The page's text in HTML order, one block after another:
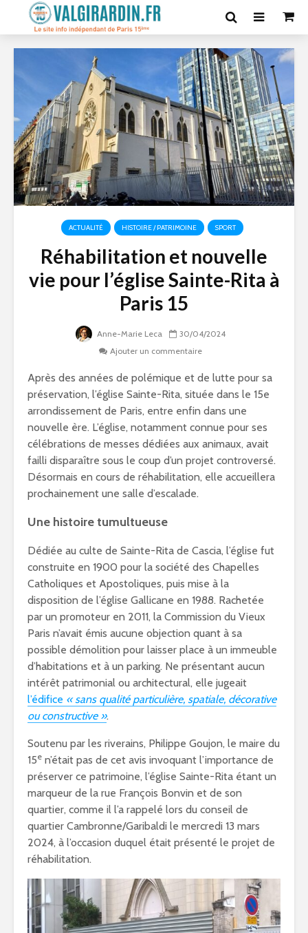
ACTUALITÉ HISTOIRE / PATRIMOINE SPORT
Réhabilitation et nouvelle
vie pour l’église Sainte-Rita à
Paris 15
Anne-Marie Leca
30/04/2024
Ajouter un commentaire
Après des années de polémique et de lutte pour sa
préservation, l’église Sainte-Rita, située dans le 15e
arrondissement de Paris, entre enfin dans une
nouvelle ère. L’église, notamment connue pour ses
célébrations de messes dédiées aux animaux, avait
failli disparaître sous le coup d’un projet controversé.
Désormais en cours de réhabilitation, elle accueillera
prochainement une salle d’escalade.
Une histoire tumultueuse
Dédiée au culte de Sainte-Rita de Cascia, l’église fut
construite en 1900 pour la société des Chapelles
Catholiques et Apostoliques, puis mise à la
disposition de l’église Gallicane en 1988. Rachetée
par un promoteur en 2011, la Commission du Vieux
Paris n’avait émis aucune objection quant à sa
possible démolition pour laisser place à un immeuble
d’habitations et à un parking. Ne présentant aucun
intérêt patrimonial ou architectural, elle jugeait
l’édifice « sans qualité particulière, spatiale, décorative
ou constructive ».
Soutenu par les riverains, Philippe Goujon, le maire du
15e n’était pas de cet avis invoquant l’importance de
préserver ce patrimoine, l’église Sainte-Rita étant un
marqueur de la rue François Bonvin et de son
quartier, comme il l’a rappelé lors du conseil de
quartier Cambronne/Garibaldi le mercredi 13 mars
2024, à l’occasion duquel était présenté le projet de
réhabilitation.